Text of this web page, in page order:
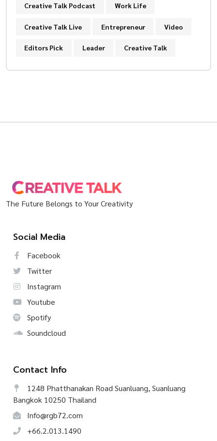
Creative Talk Podcast Work Life
Creative Talk Live Entrepreneur Video
Editors Pick Leader Creative Talk
The Future Belongs to Your Creativity
Social Media
Facebook
Twitter
Instagram
Youtube
Spotify
Soundcloud
Contact Info
1248 Phatthanakan Road Suanluang, Suanluang
Bangkok 10250 Thailand
Info@rgb72.com
+66.2.013.1490